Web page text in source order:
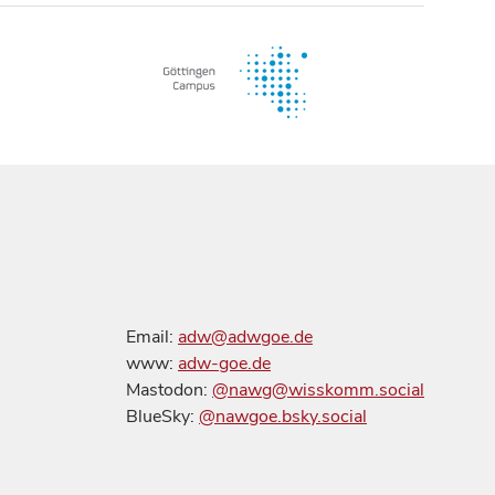
Email: adw@adwgoe.de
www: adw-goe.de
Mastodon: @nawg@wisskomm.social
BlueSky: @nawgoe.bsky.social